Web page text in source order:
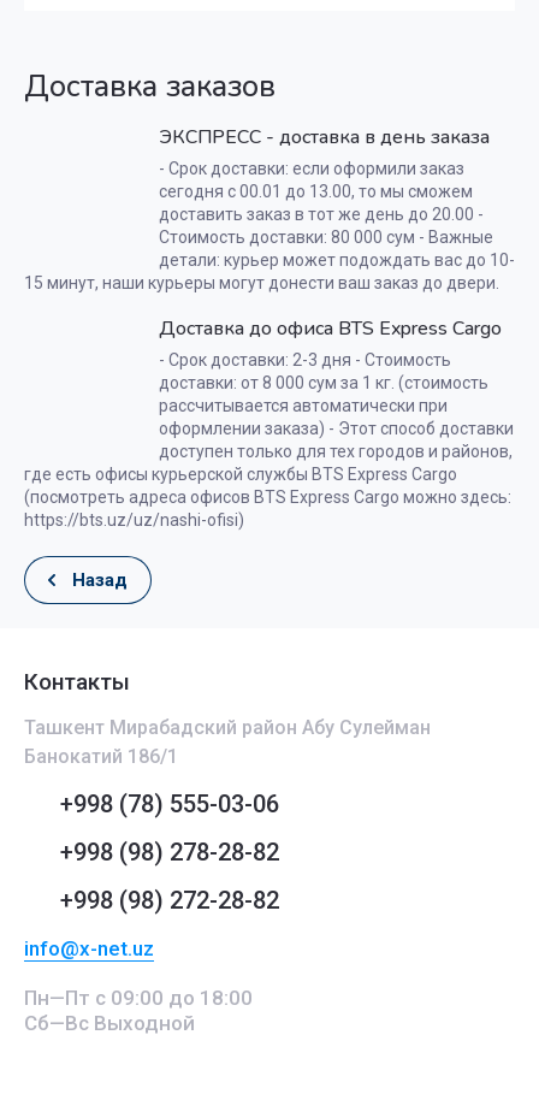
Доставка заказов
ЭКСПРЕСС - доставка в день заказа
- Срок доставки: если оформили заказ
сегодня с 00.01 до 13.00, то мы сможем
доставить заказ в тот же день до 20.00 -
Стоимость доставки: 80 000 сум - Важные
детали: курьер может подождать вас до 10-
15 минут, наши курьеры могут донести ваш заказ до двери.
Доставка до офиса BTS Express Cargo
- Срок доставки: 2-3 дня - Стоимость
доставки: от 8 000 сум за 1 кг. (стоимость
рассчитывается автоматически при
оформлении заказа) - Этот способ доставки
доступен только для тех городов и районов,
где есть офисы курьерской службы BTS Express Cargo
(посмотреть адреса офисов BTS Express Cargo можно здесь:
https://bts.uz/uz/nashi-ofisi)
Назад
Контакты
Ташкент Мирабадский район Абу Сулейман
Банокатий 186/1
+998 (78) 555-03-06
+998 (98) 278-28-82
+998 (98) 272-28-82
info@x-net.uz
Пн—Пт с 09:00 до 18:00
Сб—Вс Выходной